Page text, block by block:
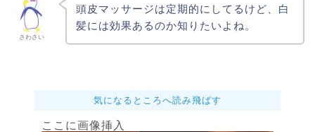
さわさい
頭皮マッサージは定期的にしてるけど、白
髪には効果あるのか知りたいよね。
気になるところへ読み飛ばす
ここに画像挿入